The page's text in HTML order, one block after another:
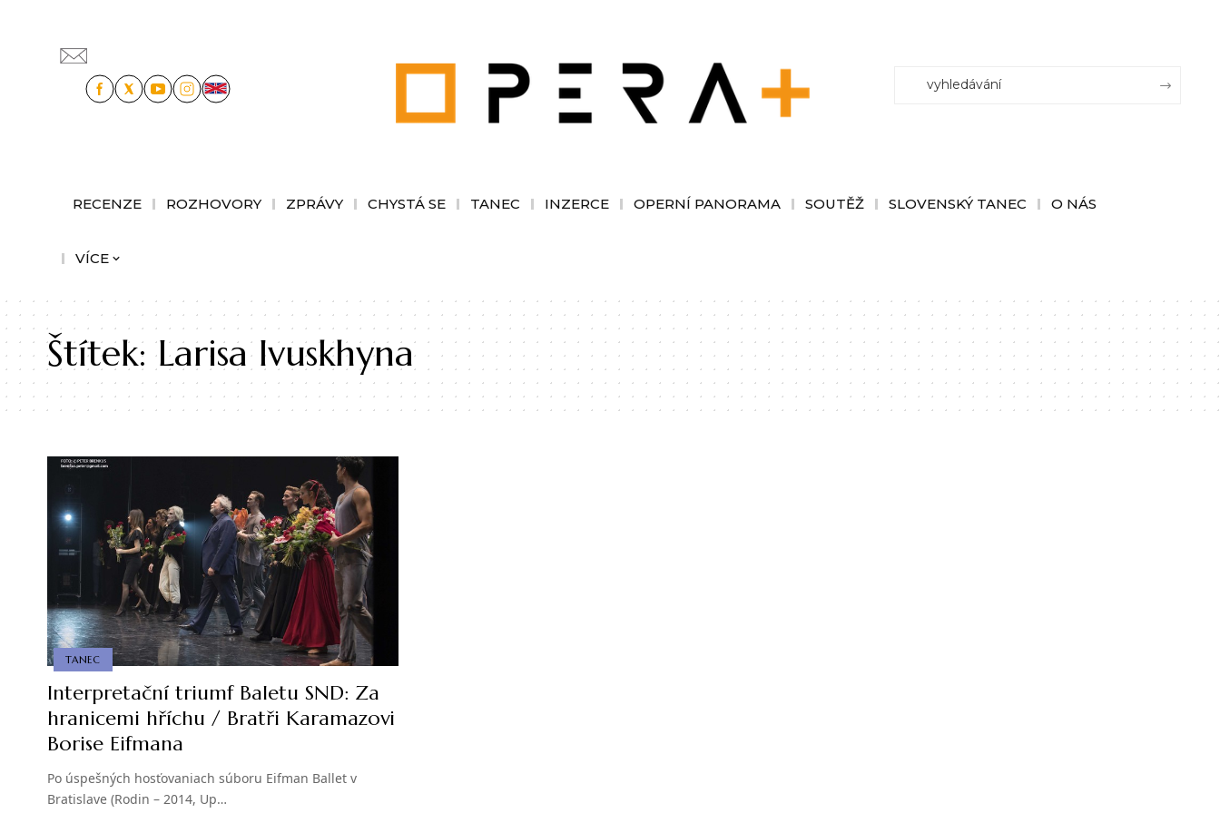
RECENZE ROZHOVORY ZPRÁVY CHYSTÁ SE TANEC INZERCE OPERNÍ PANORAMA SOUTĚŽ SLOVENSKÝ TANEC O NÁS
VÍCE
Štítek:Larisa Ivuskhyna
TANEC
Interpretační triumf Baletu SND: Za
hranicemi hříchu / Bratři Karamazovi
Borise Eifmana
Po úspešných hosťovaniach súboru Eifman Ballet v
Bratislave (Rodin – 2014, Up…